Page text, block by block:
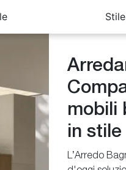
Stile
mobili
in
L’Arredo